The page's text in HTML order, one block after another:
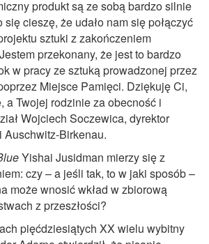
produkt są ze sobą bardzo silnie
cieszę, że udało nam się połączyć
sztuki z zakończeniem
przekonany, że jest to bardzo
w pracy ze sztuką prowadzonej przez
Miejsce Pamięci. Dziękuję Ci,
a Twojej rodzinie za obecność i
Wojciech Soczewica, dyrektor
Birkenau.
Yishai Jusidman mierzy się z
czy – a jeśli tak, to w jaki sposób –
może wnosić wkład w zbiorową
z przeszłości?
pięćdziesiątych XX wielu wybitny